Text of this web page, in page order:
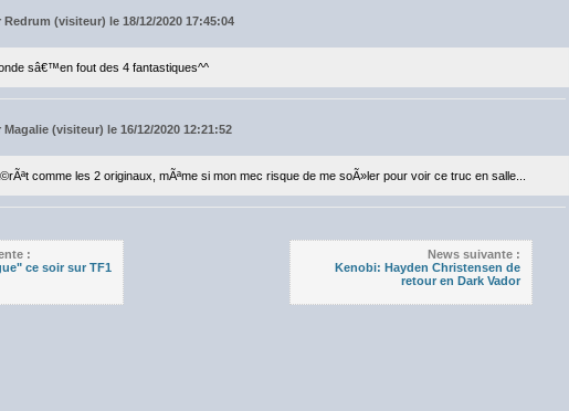
Redrum (visiteur) le 18/12/2020 17:45:04
sâ€™en fout des 4 fantastiques^^
Magalie (visiteur) le 16/12/2020 12:21:52
comme les 2 originaux, mÃªme si mon mec risque de me soÃ»ler pour voir ce truc en salle...
:
ce soir sur TF1
News suivante :
Kenobi: Hayden Christensen de
retour en Dark Vador